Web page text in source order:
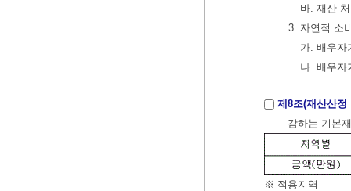
바. 재산
3. 자연적 소
가. 배우자
나. 배우자
제8조(재산산정
감하는 기본
※ 적용지역